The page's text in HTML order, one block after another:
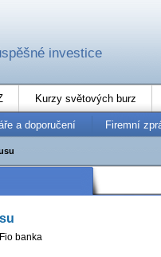
investice
Kurzy světových burz
a doporučení Firemní
Fio banka